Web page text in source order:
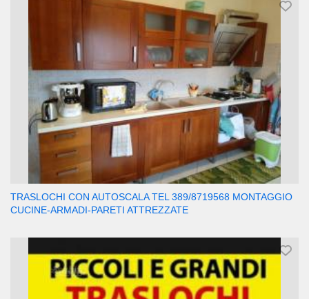
TRASLOCHI CON AUTOSCALA TEL 389/8719568 MONTAGGIO
CUCINE-ARMADI-PARETI ATTREZZATE